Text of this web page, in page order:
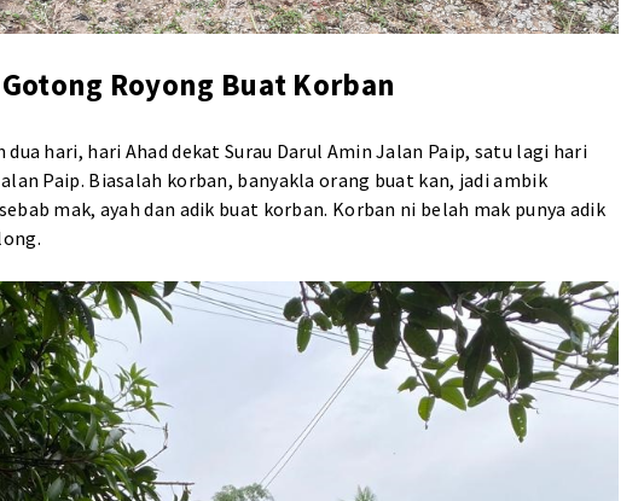
Royong Buat Korban
hari, hari Ahad dekat Surau Darul Amin Jalan Paip, satu lagi hari
Paip. Biasalah korban, banyakla orang buat kan, jadi ambik
mak, ayah dan adik buat korban. Korban ni belah mak punya adik